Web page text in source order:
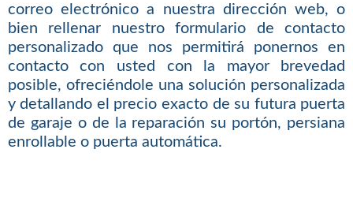
correo electrónico a nuestra dirección web, o
bien rellenar nuestro formulario de contacto
personalizado que nos permitirá ponernos en
contacto con usted con la mayor brevedad
posible, ofreciéndole una solución personalizada
y detallando el precio exacto de su futura puerta
de garaje o de la reparación su portón, persiana
enrollable o puerta automática.